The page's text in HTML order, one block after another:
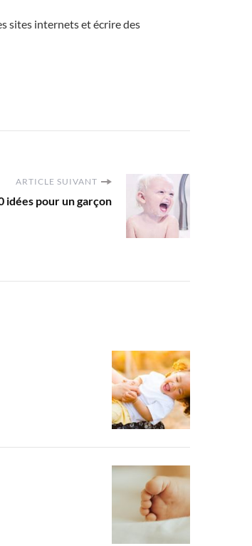
sites internets et écrire des
ARTICLE SUIVANT
idées pour un garçon